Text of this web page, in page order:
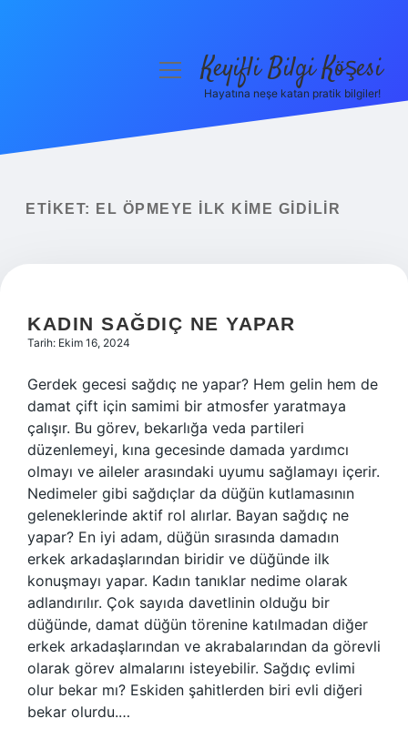
Yasal Uyarı
menüyüKeyifli Bilgi Köşesi
Hayatına neşe katan pratik bilgiler!
ETIKET: EL ÖPMEYE ILK KIME GIDILIR
KADIN SAĞDIÇ NE YAPAR
Tarih: Ekim 16, 2024
Gerdek gecesi sağdıç ne yapar? Hem gelin hem de
damat çift için samimi bir atmosfer yaratmaya
çalışır. Bu görev, bekarlığa veda partileri
düzenlemeyi, kına gecesinde damada yardımcı
olmayı ve aileler arasındaki uyumu sağlamayı içerir.
Nedimeler gibi sağdıçlar da düğün kutlamasının
geleneklerinde aktif rol alırlar. Bayan sağdıç ne
yapar? En iyi adam, düğün sırasında damadın
erkek arkadaşlarından biridir ve düğünde ilk
konuşmayı yapar. Kadın tanıklar nedime olarak
adlandırılır. Çok sayıda davetlinin olduğu bir
düğünde, damat düğün törenine katılmadan diğer
erkek arkadaşlarından ve akrabalarından da görevli
olarak görev almalarını isteyebilir. Sağdıç evlimi
olur bekar mı? Eskiden şahitlerden biri evli diğeri
bekar olurdu.…